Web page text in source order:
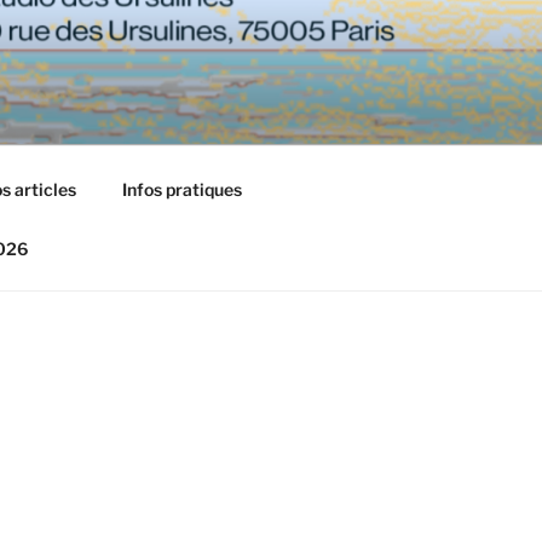
articles Infos pratiques